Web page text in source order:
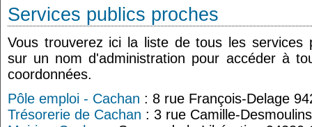
Services publics proches
Vous trouverez ici la liste de tous les services
sur un nom d'administration pour accéder à
coordonnées.
Pôle emploi - Cachan : 8 rue François-Delage
Trésorerie de Cachan : 3 rue Camille-